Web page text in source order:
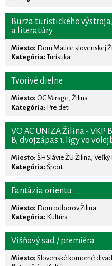
Burza turistického
a literatúry
Miesto: Dom Matice slovenskej
Kategória: Turistika
Tvorivé dielne
Miesto: OC Mirage, Žilina
Kategória: Pre deti
VO AC UNIZA Žilina - VKP
B, dvojzápas 1. ligy vo
Miesto: ŠH Slávie ŽU Žilina,
Kategória: Šport
Fantázia orientu
Miesto: Dom odborov Žilina
Kategória: Kultúra
Višňový sad / premiéra
Miesto: Slovenské komorné